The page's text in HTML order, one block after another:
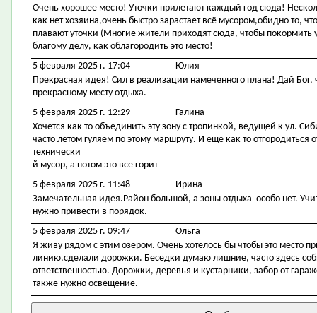
Очень хорошее место! Уточки прилетают каждый год сюда!
как нет хозяина,очень быстро зарастает всё мусором,обидно то,
плавают уточки (Многие жители приходят сюда, чтобы покормить
благому делу, как облагородить это место!
5 февраля 2025 г. 17:04
Юлия
Прекрасная идея! Сил в реализации намеченного плана! Дай
прекрасному месту отдыха.
5 февраля 2025 г. 12:29
Галина
Хочется как то объединить эту зону с тропинкой, ведущей к ул.
часто летом гуляем по этому маршруту. И еще как то
технически
й мусор, а потом это все горит
5 февраля 2025 г. 11:48
Ирина
Замечательная идея.Район большой, а зоны отдыха особо нет.
нужно привести в порядок.
5 февраля 2025 г. 09:47
Ольга
Я живу рядом с этим озером. Очень хотелось бы чтобы это место
линию,сделали дорожки. Беседки думаю лишние, часто здесь
ответственностью. Дорожки, деревья и кустарники, забор от
также нужно освещение.